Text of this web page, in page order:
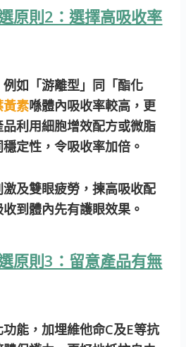
原則2：選擇高吸收率
如「游離型」同「酯化
黃素喺體內吸收率較高，更
利用細胞增效配方或微脂
定性，令吸收率加倍。
及雙眼疲勞，揀高吸收配
到體內先有護眼效果。
原則3：留意產品有無
能，加埋維他命C及E等抗